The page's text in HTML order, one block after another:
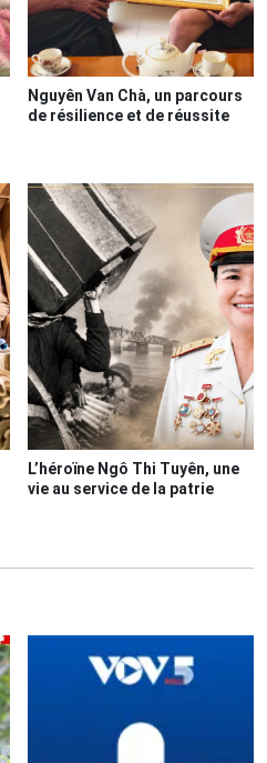
Nguyên Van Chà, un parcours
de résilience et de réussite
L’héroïne Ngô Thi Tuyên, une
vie au service de la patrie